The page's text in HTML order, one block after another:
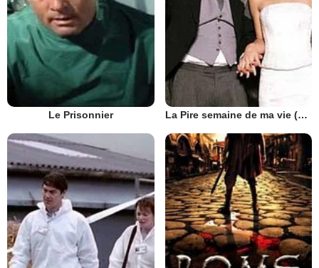
Le Prisonnier La Pire semaine de ma vie (UK)